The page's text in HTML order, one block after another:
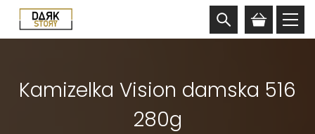
Kamizelka Vision damska 516
280g